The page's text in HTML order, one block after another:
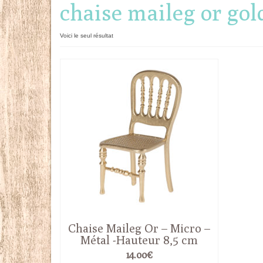
chaise maileg or
Voici le seul résultat
Chaise Maileg Or – Micro –
Métal -Hauteur 8,5 cm
14.00€